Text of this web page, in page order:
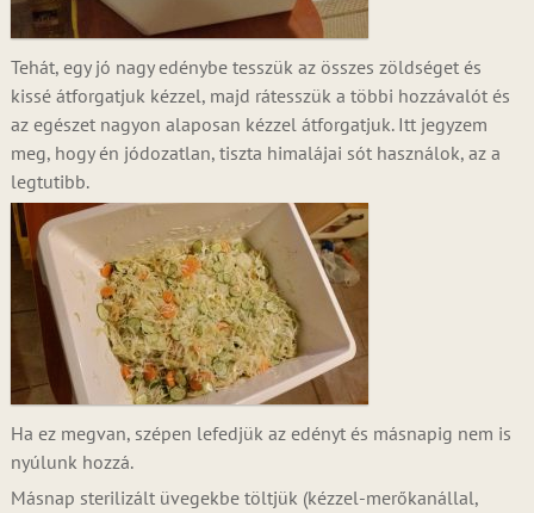
Tehát, egy jó nagy edénybe tesszük az összes zöldséget és
kissé átforgatjuk kézzel, majd rátesszük a többi hozzávalót és
az egészet nagyon alaposan kézzel átforgatjuk. Itt jegyzem
meg, hogy én jódozatlan, tiszta himalájai sót használok, az a
legtutibb.
Ha ez megvan, szépen lefedjük az edényt és másnapig nem is
nyúlunk hozzá.
Másnap sterilizált üvegekbe töltjük (kézzel-merőkanállal,